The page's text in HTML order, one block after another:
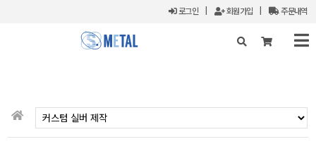
로그인| 회원가입 주문내역